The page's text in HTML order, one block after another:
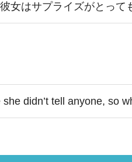
女はサプライズがとって
she didn’t tell anyone, so